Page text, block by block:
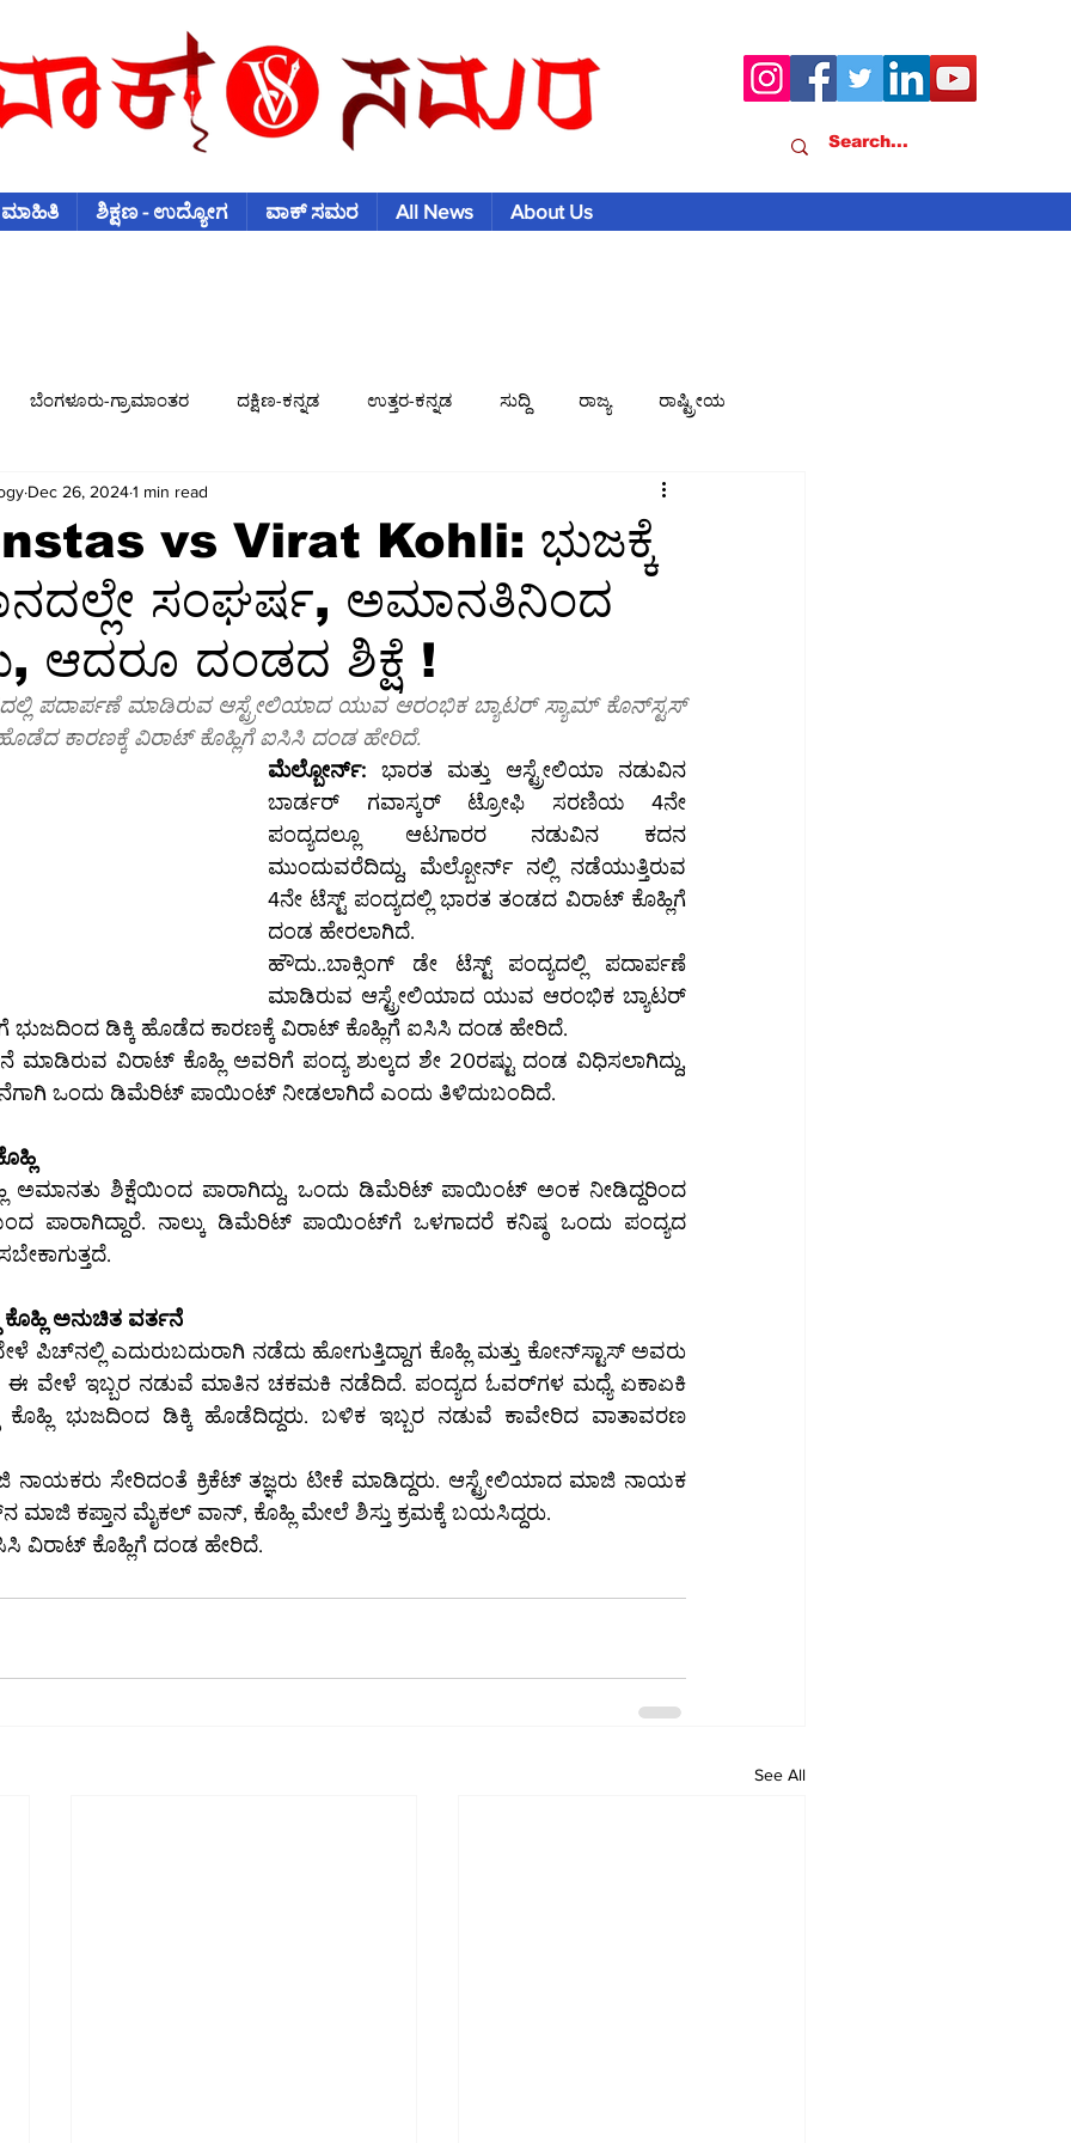
ಮಾಹಿತಿ ಶಿಕ್ಷಣ - ಉದ್ಯೋಗ ವಾಕ್ ಸಮರ All News About Us
ಬೆಂಗಳೂರು-ಗ್ರಾಮಾಂತರ ದಕ್ಷಿಣ-ಕನ್ನಡ ಉತ್ತರ-ಕನ್ನಡ ಸುದ್ದಿ ರಾಜ್ಯ ರಾಷ್ಟ್ರೀಯ
ಫುಟ್-ಬಾಲ್
ತಂತ್ರಜ್ಞಾನ ತಂತ್ರಜ್ಞಾನ-ಸುದ್ದಿ ತಂತ್ರಜ್ಞಾನ-ಟಿಪ್ಸ್ ಸಾಮಾಜಿಕ ಮಾಧ್ಯಮ
ಮಾಹಿತಿ ಸಂಕಲನ
vs Virat Kohli: ಭುಜಕ್ಕೆ
ಸಂಘರ್ಷ, ಅಮಾನತಿನಿಂದ
ಆದರೂ ದಂಡದ ಶಿಕ್ಷೆ !
Dec 26, 20241 min read
ಪದಾರ್ಪಣೆ ಮಾಡಿರುವ ಆಸ್ಟ್ರೇಲಿಯಾದ ಯುವ ಆರಂಭಿಕ ಬ್ಯಾಟರ್ ಸ್ಯಾಮ್ ಕೊನ್‌ಸ್ಟಸ್
ಕಾರಣಕ್ಕೆ ವಿರಾಟ್ ಕೊಹ್ಲಿಗೆ ಐಸಿಸಿ ದಂಡ ಹೇರಿದೆ.
ಮೆಲ್ಬೋರ್ನ್: ಭಾರತ ಮತ್ತು ಆಸ್ಟ್ರೇಲಿಯಾ ನಡುವಿನ
ಬಾರ್ಡರ್ ಗವಾಸ್ಕರ್ ಟ್ರೋಫಿ ಸರಣಿಯ 4ನೇ
ಪಂದ್ಯದಲ್ಲೂ ಆಟಗಾರರ ನಡುವಿನ ಕದನ
ಮುಂದುವರೆದಿದ್ದು, ಮೆಲ್ಬೋರ್ನ್ ನಲ್ಲಿ ನಡೆಯುತ್ತಿರುವ
4ನೇ ಟೆಸ್ಟ್ ಪಂದ್ಯದಲ್ಲಿ ಭಾರತ ತಂಡದ ವಿರಾಟ್ ಕೊಹ್ಲಿಗೆ
ದಂಡ ಹೇರಲಾಗಿದೆ.
ಹೌದು..ಬಾಕ್ಸಿಂಗ್ ಡೇ ಟೆಸ್ಟ್ ಪಂದ್ಯದಲ್ಲಿ ಪದಾರ್ಪಣೆ
ಮಾಡಿರುವ ಆಸ್ಟ್ರೇಲಿಯಾದ ಯುವ ಆರಂಭಿಕ ಬ್ಯಾಟರ್
ಅವರಿಗೆ ಭುಜದಿಂದ ಡಿಕ್ಕಿ ಹೊಡೆದ ಕಾರಣಕ್ಕೆ ವಿರಾಟ್ ಕೊಹ್ಲಿಗೆ ಐಸಿಸಿ ದಂಡ ಹೇರಿದೆ.
ವಿರಾಟ್ ಕೊಹ್ಲಿ ಅವರಿಗೆ ಪಂದ್ಯ ಶುಲ್ಕದ ಶೇ 20ರಷ್ಟು ದಂಡ ವಿಧಿಸಲಾಗಿದ್ದು,
ಒಂದು ಡಿಮೆರಿಟ್ ಪಾಯಿಂಟ್ ನೀಡಲಾಗಿದೆ ಎಂದು ತಿಳಿದುಬಂದಿದೆ.
ಅಮಾನತು ಶಿಕ್ಷೆಯಿಂದ ಪಾರಾಗಿದ್ದು, ಒಂದು ಡಿಮೆರಿಟ್ ಪಾಯಿಂಟ್ ಅಂಕ ನೀಡಿದ್ದರಿಂದ
ನಾಲ್ಕು ಡಿಮೆರಿಟ್ ಪಾಯಿಂಟ್‌ಗೆ ಒಳಗಾದರೆ ಕನಿಷ್ಠ ಒಂದು ಪಂದ್ಯದ
ಅನುಚಿತ ವರ್ತನೆ
ವೇಳೆ ಇಬ್ಬರ ನಡುವೆ ಮಾತಿನ ಚಕಮಕಿ ನಡೆದಿದೆ. ಪಂದ್ಯದ ಓವರ್‌ಗಳ ಮಧ್ಯೆ ಏಕಾಏಕಿ
ನಾಯಕರು ಸೇರಿದಂತೆ ಕ್ರಿಕೆಟ್ ತಜ್ಞರು ಟೀಕೆ ಮಾಡಿದ್ದರು. ಆಸ್ಟ್ರೇಲಿಯಾದ ಮಾಜಿ ನಾಯಕ
ರಿಕಿ ಪಾಂಟಿಂಗ್, ಇಂಗ್ಲೆಂಡ್‌ನ ಮಾಜಿ ಕಪ್ತಾನ ಮೈಕಲ್ ವಾನ್, ಕೊಹ್ಲಿ ಮೇಲೆ ಶಿಸ್ತು ಕ್ರಮಕ್ಕೆ ಬಯಸಿದ್ದರು.
ವಿರಾಟ್ ಕೊಹ್ಲಿಗೆ ದಂಡ ಹೇರಿದೆ.
See All